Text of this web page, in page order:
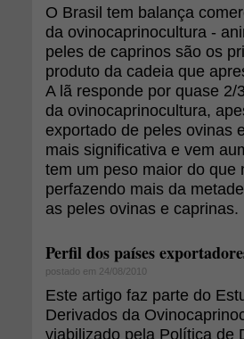
O Brasil tem balança
da ovinocaprinocultura -
peles de caprinos são os
produto da cadeia que
A lã responde por quase
da ovinocaprinocultura,
exportado de peles ovinas
mais significativa e vem
tem um peso maior do que
perfazendo mais da
as peles ovinas e caprinas.
Perfil dos países
postado em 24/08/2010
Este artigo faz parte do
Derivados da
viabilizado pela Política de